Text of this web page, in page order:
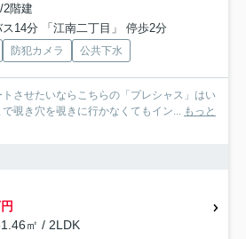
2階建
14分 「江南二丁目」 停歩2分
防犯カメラ 公共下水
させたいならこちらの「プレシャス」はい
覗き穴を覗きに行かなくてもイン...
もっと
㎡ / 2LDK